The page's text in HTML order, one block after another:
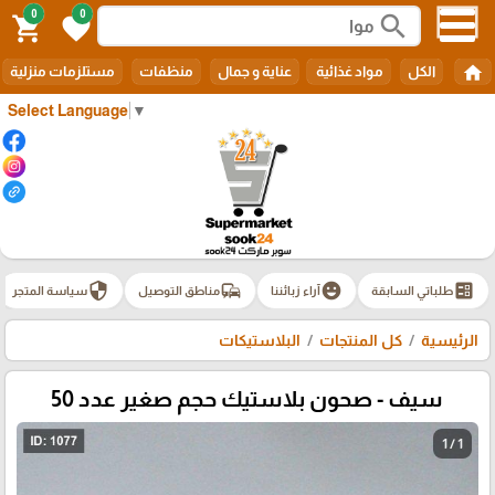
Select Language ▼
search
0
favorite
0
shopping_cart
home الكل مواد غذائية عناية و جمال منظفات مستلزمات منزلية
ballotطلباتي السابقة emoji_emotionsآراء زبائننا commuteمناطق التوصيل securityسياسة المتجر
الرئيسية كل المنتجات البلاستيكات
سيف - صحون بلاستيك حجم صغير عدد 50
1 / 1